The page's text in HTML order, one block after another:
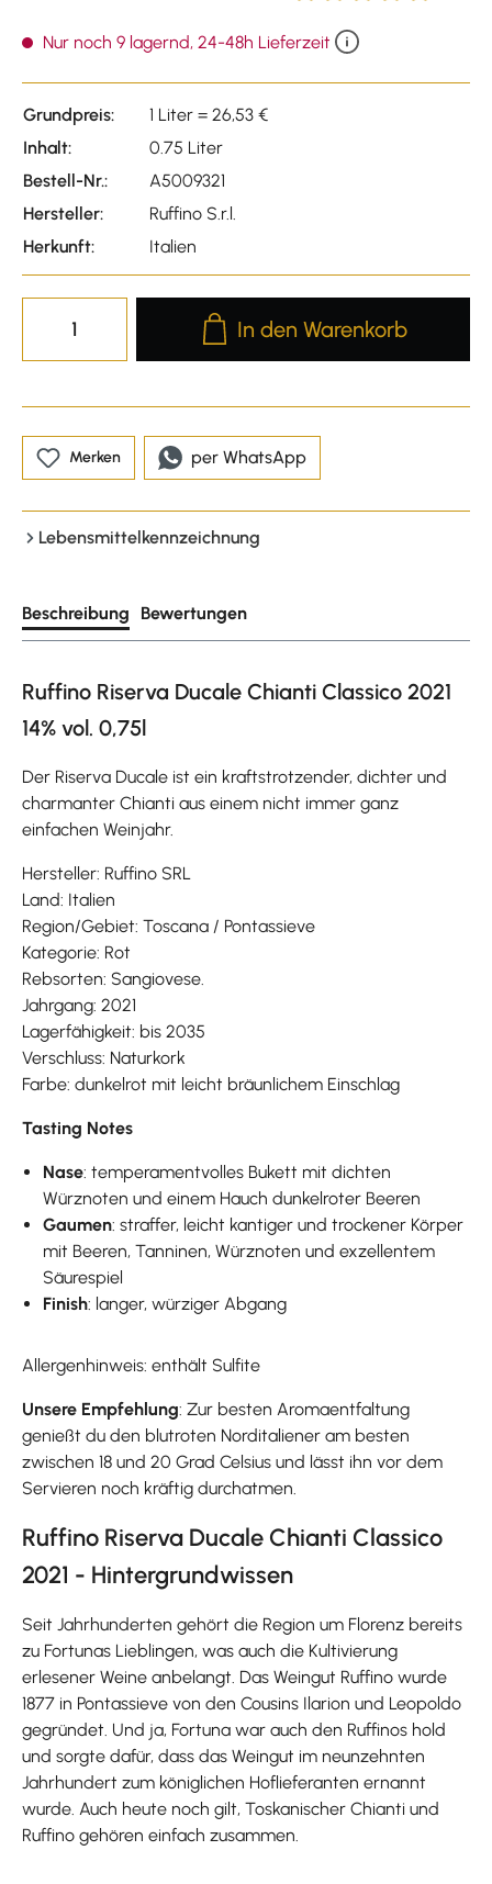
Nur noch 9 lagernd, 24-48h Lieferzeit
Grundpreis:
1 Liter = 26,53 €
Inhalt:
0.75 Liter
Bestell-Nr.:
A5009321
Hersteller:
Ruffino S.r.l.
Herkunft:
Italien
Produkt Anzahl: Gib den
In den Warenkorb
Merken per WhatsApp
Lebensmittelkennzeichnung
Beschreibung Bewertungen
Ruffino Riserva Ducale Chianti Classico 2021
14% vol. 0,75l
Der Riserva Ducale ist ein kraftstrotzender, dichter und
charmanter Chianti aus einem nicht immer ganz
einfachen Weinjahr.
Hersteller: Ruffino SRL
Land: Italien
Region/Gebiet: Toscana / Pontassieve
Kategorie: Rot
Rebsorten: Sangiovese.
Jahrgang: 2021
Lagerfähigkeit: bis 2035
Verschluss: Naturkork
Farbe: dunkelrot mit leicht bräunlichem Einschlag
Tasting Notes
Nase: temperamentvolles Bukett mit dichten
Würznoten und einem Hauch dunkelroter Beeren
Gaumen: straffer, leicht kantiger und trockener Körper
mit Beeren, Tanninen, Würznoten und exzellentem
Säurespiel
Finish: langer, würziger Abgang
Allergenhinweis: enthält Sulfite
Unsere Empfehlung: Zur besten Aromaentfaltung
genießt du den blutroten Norditaliener am besten
zwischen 18 und 20 Grad Celsius und lässt ihn vor dem
Servieren noch kräftig durchatmen.
Ruffino Riserva Ducale Chianti Classico
2021 - Hintergrundwissen
Seit Jahrhunderten gehört die Region um Florenz bereits
zu Fortunas Lieblingen, was auch die Kultivierung
erlesener Weine anbelangt. Das Weingut Ruffino wurde
1877 in Pontassieve von den Cousins Ilarion und Leopoldo
gegründet. Und ja, Fortuna war auch den Ruffinos hold
und sorgte dafür, dass das Weingut im neunzehnten
Jahrhundert zum königlichen Hoflieferanten ernannt
wurde. Auch heute noch gilt, Toskanischer Chianti und
Ruffino gehören einfach zusammen.